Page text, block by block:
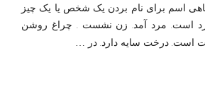
اسم برای نام بردن یک شخص یا یک چیز
است. مرد آمد. زن نشست . چراغ روشن
است. درخت سایه دارد. در …